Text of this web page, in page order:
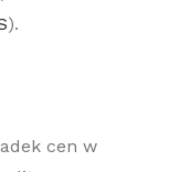
).
cen w